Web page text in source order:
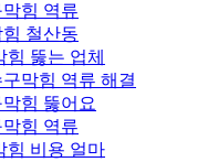
힘 역류
철산동
뚫는 업체
막힘 역류 해결
힘 뚫어요
힘 역류
힘 비용 얼마